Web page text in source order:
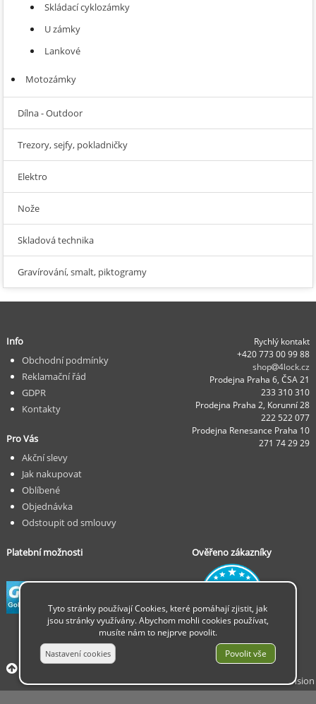
Skládací cyklozámky
U zámky
Lankové
Motozámky
Dílna - Outdoor
Trezory, sejfy, pokladničky
Elektro
Nože
Skladová technika
Gravírování, smalt, piktogramy
Rychlý kontakt
+420 773 00 99 88
shop
4lock.cz
Prodejna Praha 6, ČSA 21
233 310 310
Prodejna Praha 2, Korunní 28
222 522 077
Prodejna Renesance Praha 10
271 74 29 29
Info
Obchodní podmínky
Reklamační řád
GDPR
Kontakty
Pro Vás
Akční slevy
Jak nakupovat
Oblíbené
Objednávka
Odstoupit od smlouvy
Platební možnosti Ověřeno zákazníky
© 2026 Insion
Tyto stránky používají Cookies, které pomáhají zjistit, jak
jsou stránky využívány. Abychom mohli cookies používat,
musíte nám to nejprve povolit.